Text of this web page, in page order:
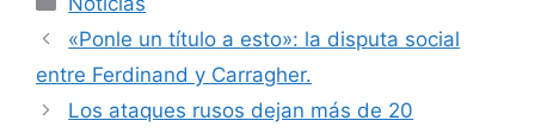
«Ponle un título a esto»: la disputa social
entre Ferdinand y Carragher.
Los ataques rusos dejan más de 20